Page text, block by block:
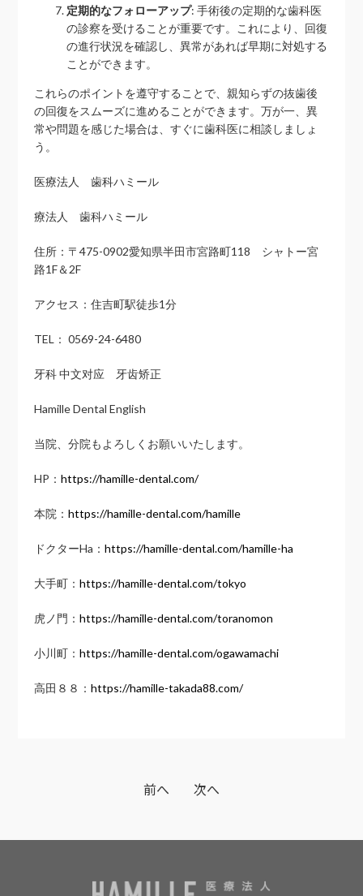
定期的なフォローアップ: 手術後の定期的な歯科医
の診察を受けることが重要です。これにより、回復
の進行状況を確認し、異常があれば早期に対処する
ことができます。
これらのポイントを遵守することで、親知らずの抜歯後
の回復をスムーズに進めることができます。万が一、異
常や問題を感じた場合は、すぐに歯科医に相談しましょ
う。
医療法人 歯科ハミール
療法人 歯科ハミール
住所：〒475-0902愛知県半田市宮路町118 シャトー宮
路1F＆2F
アクセス：住吉町駅徒歩1分
TEL： 0569-24-6480
牙科 中文对应 牙齿矫正
Hamille Dental English
当院、分院もよろしくお願いいたします。
HP：https://hamille-dental.com/
本院：https://hamille-dental.com/hamille
ドクターHa：https://hamille-dental.com/hamille-ha
大手町：https://hamille-dental.com/tokyo
虎ノ門：https://hamille-dental.com/toranomon
小川町：https://hamille-dental.com/ogawamachi
高田８８：https://hamille-takada88.com/
前へ 次へ